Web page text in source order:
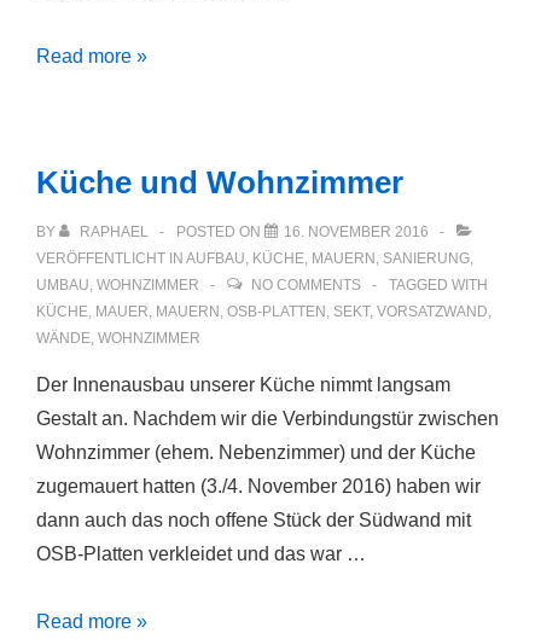
1000
Read more »
Küche und Wohnzimmer
BY RAPHAEL POSTED ON
16. NOVEMBER 2016
VERÖFFENTLICHT IN AUFBAU, KÜCHE, MAUERN , SANIERUNG,
UMBAU, WOHNZIMMER NO COMMENTS
TAGGED WITH
KÜCHE, MAUER, MAUERN , OSB-PLATTEN , SEKT, VORSATZWAND,
WÄNDE, WOHNZIMMER
Der Innenausbau unserer Küche nimmt langsam
Gestalt an. Nachdem wir die Verbindungstür zwischen
Wohnzimmer (ehem. Nebenzimmer) und der Küche
zugemauert hatten (3./4. November 2016) haben wir
dann auch das noch offene Stück der Südwand mit
OSB-Platten verkleidet und das war …
Küche
Read more »